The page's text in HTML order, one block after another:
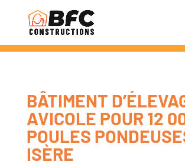
BÂTIMENT
AVICOLE POUR 12
POULES
ISÈRE